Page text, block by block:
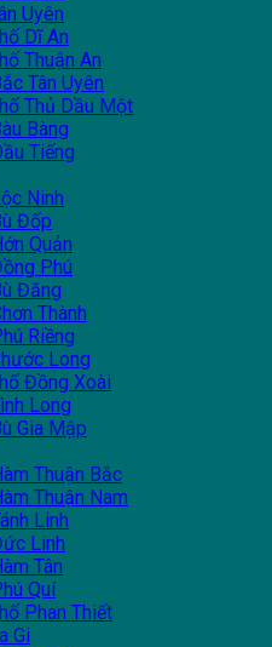
Uyên
Dĩ An
Thuận An
Tân Uyên
Thủ Dầu Một
Bàng
Tiếng
Ninh
Đốp
Quản
Phú
Đăng
Thành
Riềng
Long
Đồng Xoài
Long
Gia Mập
Thuận Bắc
Thuận Nam
Linh
Linh
Tân
Quí
Phan Thiết
Gi